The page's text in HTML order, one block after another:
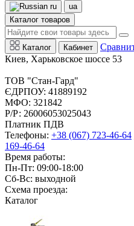
ru
ua
Каталог товаров
Каталог Кабинет
Киев, Харьковское шоссе 53
ТОВ "Стан-Гард"
ЄДРПОУ: 41889192
МФО: 321842
Р/Р: 26006053025043
Платник ПДВ
Телефоны: +38 (067) 723-46-64
169-46-64
Время работы:
Пн-Пт: 09:00-18:00
Сб-Вс: выходной
Схема проезда:
Каталог